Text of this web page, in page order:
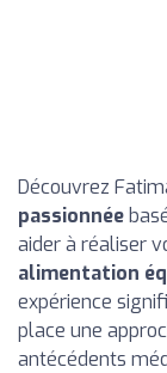
Découvrez
passionnée
aider à réaliser
alimentation
expérience
place une
antécédents